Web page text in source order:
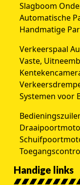
Slagboom
Automatische
Handmatige
Verkeerspaal
Vaste,
Systemen voor
Handige links